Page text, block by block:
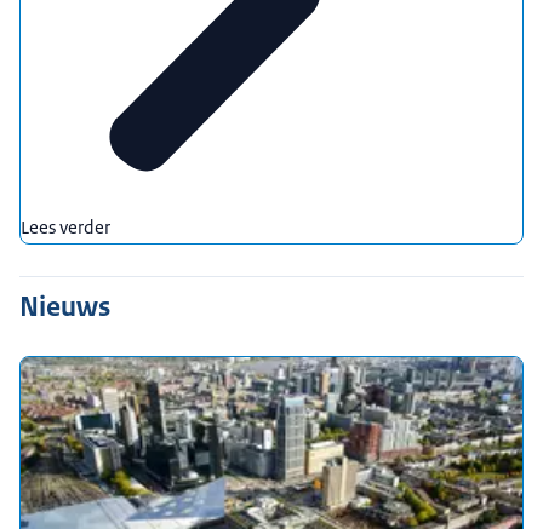
Lees verder
Nieuws